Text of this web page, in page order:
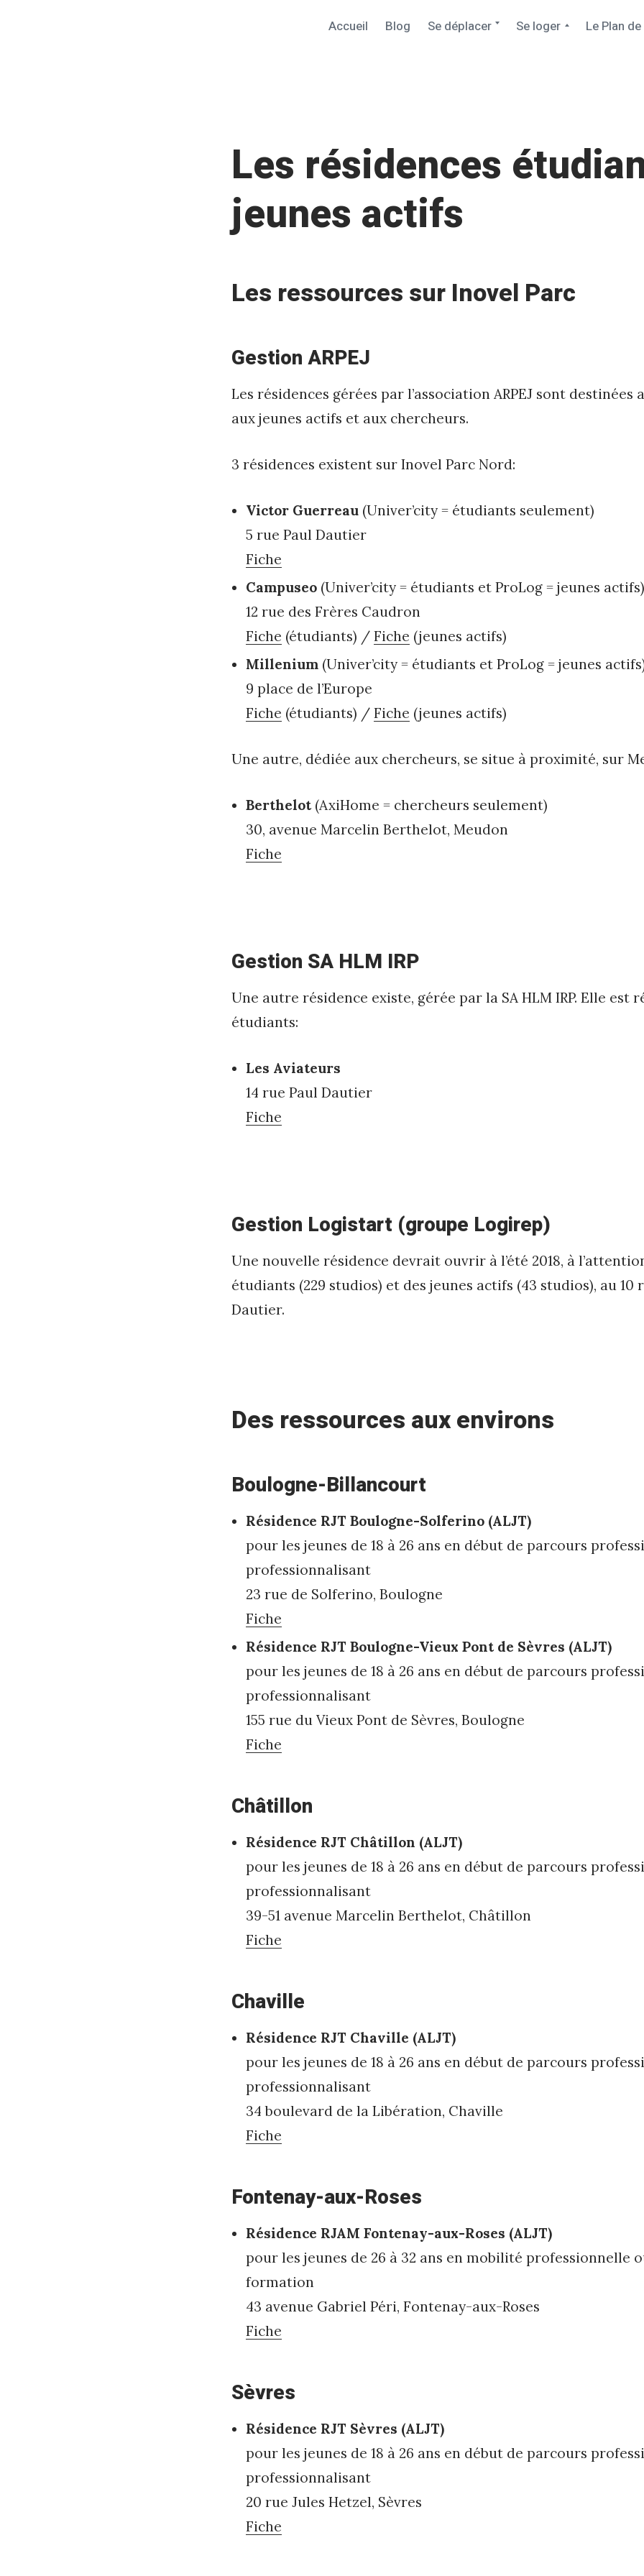
Accueil Blog Se déplacer Se loger Le Plan
Les résidences
jeunes actifs
i
s
h
d
0
7
i
z
o
e
e
r
Les ressources sur Inovel Parc
Gestion ARPEJ
Les résidences gérées par l’association ARPEJ sont destinées
aux jeunes actifs et aux chercheurs.
3 résidences existent sur Inovel Parc Nord:
Victor Guerreau (Univer’city = étudiants seulement)
5 rue Paul Dautier
Fiche
Campuseo (Univer’city = étudiants et ProLog = jeunes actifs)
12 rue des Frères Caudron
Fiche (étudiants) / Fiche (jeunes actifs)
Millenium (Univer’city = étudiants et ProLog = jeunes
9 place de l’Europe
Fiche (étudiants) / Fiche (jeunes actifs)
Une autre, dédiée aux chercheurs, se situe à proximité, sur
Berthelot(AxiHome = chercheurs seulement)
30, avenue Marcelin Berthelot, Meudon
Fiche
Gestion SA HLM IRP
Une autre résidence existe, gérée par la SA HLM IRP. Elle est
étudiants:
Les Aviateurs
14 rue Paul Dautier
Fiche
Gestion Logistart (groupe Logirep)
Une nouvelle résidence devrait ouvrir à l’été 2018, à
étudiants (229 studios) et des jeunes actifs (43 studios), au 10
Dautier.
Des ressources aux environs
Boulogne-Billancourt
Résidence RJT Boulogne-Solferino (ALJT)
pour les jeunes de 18 à 26 ans en début de parcours
professionnalisant
23 rue de Solferino, Boulogne
Fiche
Résidence RJT Boulogne-Vieux Pont de Sèvres (ALJT)
pour les jeunes de 18 à 26 ans en début de parcours
professionnalisant
155 rue du Vieux Pont de Sèvres, Boulogne
Fiche
Châtillon
Résidence RJT Châtillon (ALJT)
pour les jeunes de 18 à 26 ans en début de parcours
professionnalisant
39-51 avenue Marcelin Berthelot, Châtillon
Fiche
Chaville
Résidence RJT Chaville (ALJT)
pour les jeunes de 18 à 26 ans en début de parcours
professionnalisant
34 boulevard de la Libération, Chaville
Fiche
Fontenay-aux-Roses
Résidence RJAM Fontenay-aux-Roses (ALJT)
pour les jeunes de 26 à 32 ans en mobilité professionnelle
formation
43 avenue Gabriel Péri, Fontenay-aux-Roses
Fiche
Sèvres
Résidence RJT Sèvres (ALJT)
pour les jeunes de 18 à 26 ans en début de parcours
professionnalisant
20 rue Jules Hetzel, Sèvres
Fiche